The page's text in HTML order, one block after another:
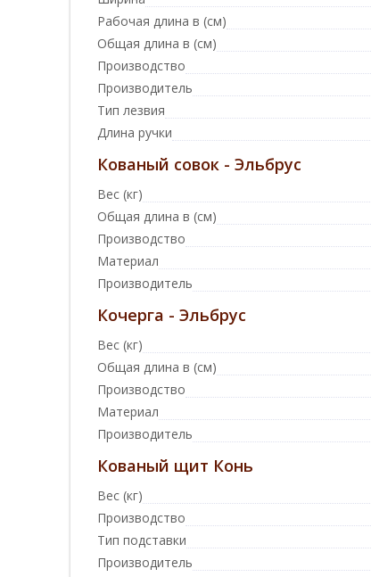
Рабочая длина в (см)
Общая длина в (см)
Производство
Производитель
Тип лезвия
Длина ручки
Кованый совок - Эльбрус
Вес (кг)
Общая длина в (см)
Производство
Материал
Производитель
Кочерга - Эльбрус
Вес (кг)
Общая длина в (см)
Производство
Материал
Производитель
Кованый щит Конь
Вес (кг)
Производство
Тип подставки
Производитель